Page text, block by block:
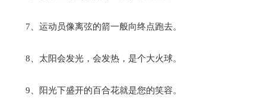
7、运动员像离弦的箭一般向终点跑去。
8、太阳会发光，会发热，是个大火球。
9、阳光下盛开的百合花就是您的笑容。